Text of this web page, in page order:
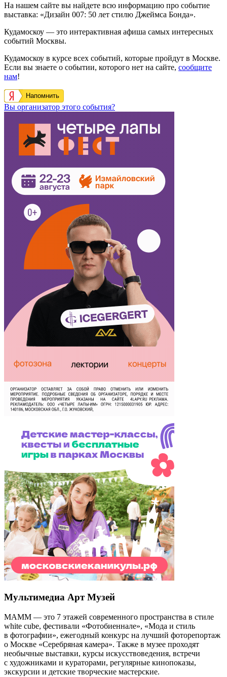
На нашем сайте вы найдете всю информацию про событие
выставка: «Дизайн 007: 50 лет стилю Джеймса Бонда».
Кудамоскоу — это интерактивная афиша самых интересных
событий Москвы.
Кудамоскоу в курсе всех событий, которые пройдут в Москве.
Если вы знаете о событии, которого нет на сайте, сообщите
нам!
Напомнить
Вы организатор этого события?
Мультимедиа Арт Музей
МАММ — это 7 этажей современного пространства в стиле
white cube, фестивали «Фотобиеннале», «Мода и стиль
в фотографии», ежегодный конкурс на лучший фоторепортаж
о Москве «Серебряная камера». Также в музее проходят
необычные выставки, курсы искусствоведения, встречи
с художниками и кураторами, регулярные кинопоказы,
экскурсии и детские творческие мастерские.